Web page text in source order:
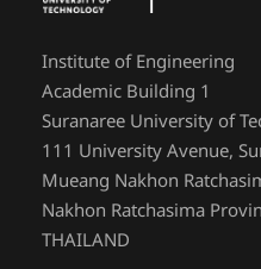
Institute of Engineering
Academic Building 1
Suranaree University of
111 University Avenue,
Mueang Nakhon
Nakhon Ratchasima
THAILAND